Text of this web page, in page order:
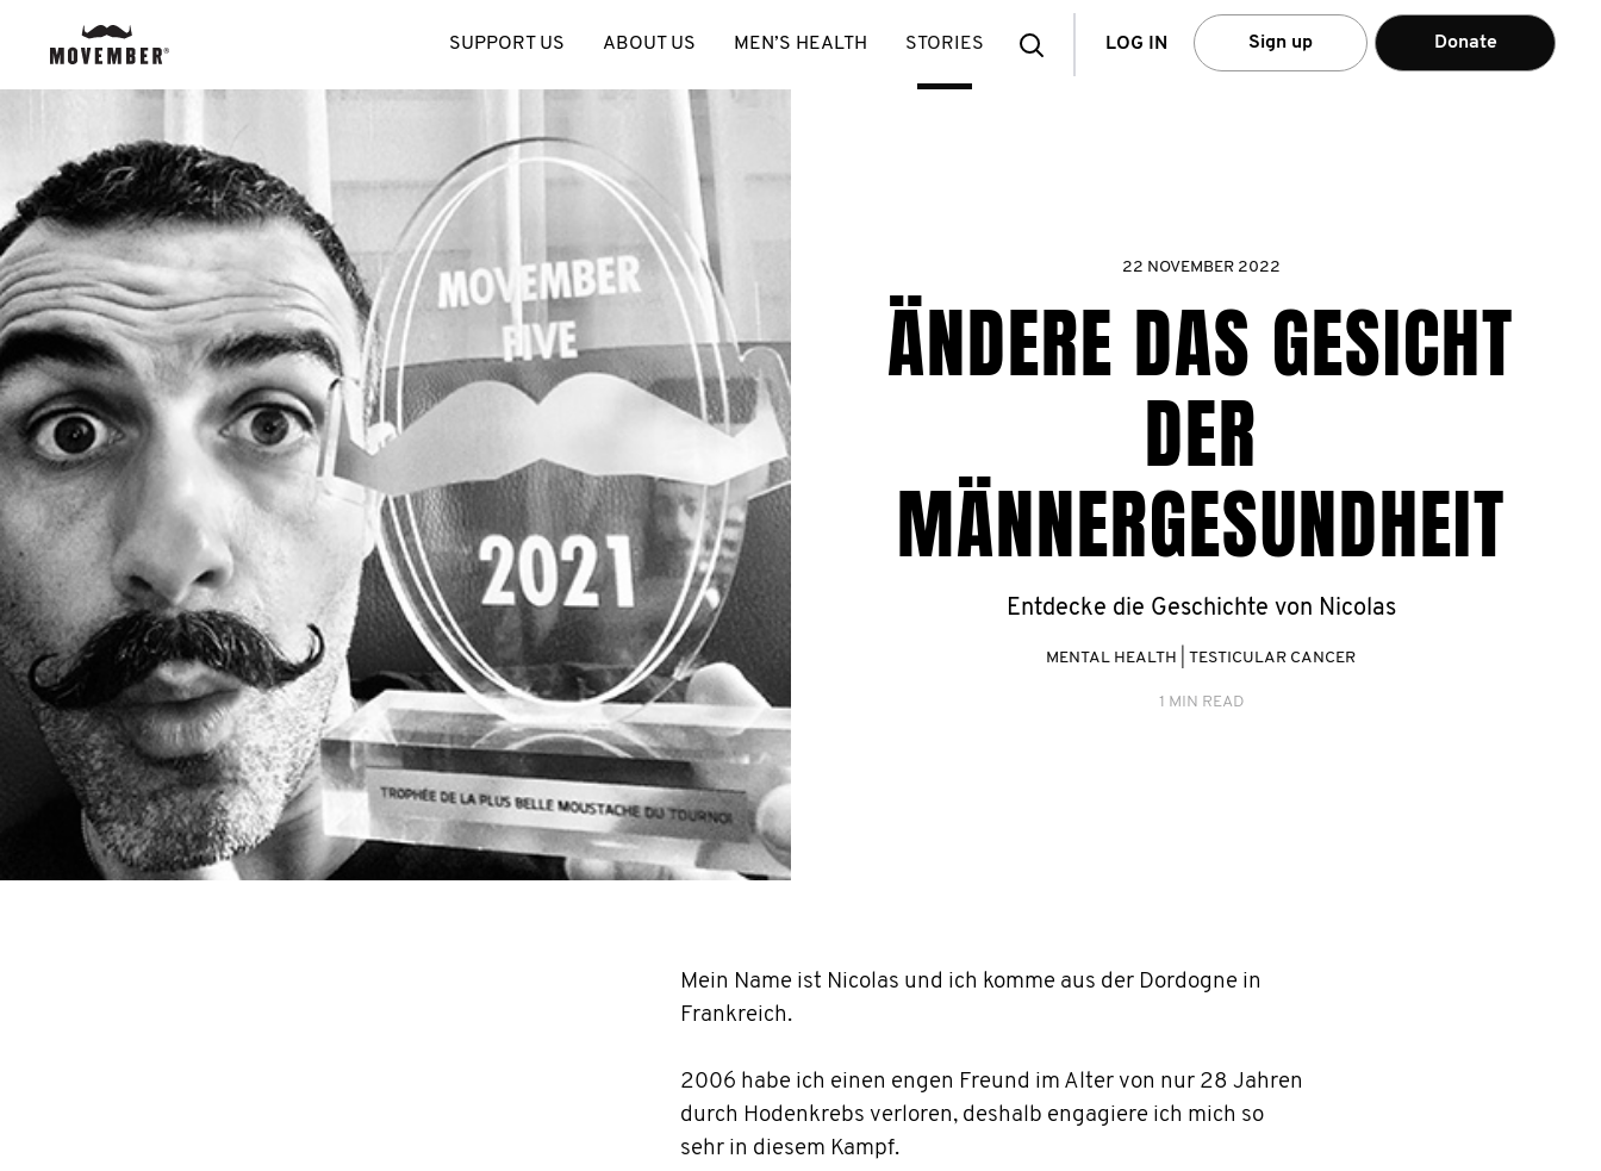
SearchLOG IN Sign up Donate
SUPPORT US ABOUT US MEN’S HEALTH STORIES
22 NOVEMBER 2022
ÄNDERE DAS GESICHT
DER
MÄNNERGESUNDHEIT
Entdecke die Geschichte von Nicolas
MENTAL HEALTH TESTICULAR CANCER
1 MIN READ
Mein Name ist Nicolas und ich komme aus der Dordogne in
Frankreich.
2006 habe ich einen engen Freund im Alter von nur 28 Jahren
durch Hodenkrebs verloren, deshalb engagiere ich mich so
sehr in diesem Kampf.